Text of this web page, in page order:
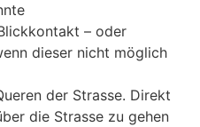
– oder
dieser nicht möglich
der Strasse. Direkt
die Strasse zu gehen